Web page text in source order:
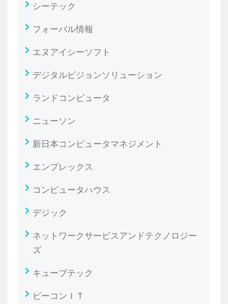
シーテック
フォーバル情報
エヌアイシーソフト
デジタルビジョンソリューション
ランドコンピュータ
ニューソン
新日本コンピュータマネジメント
エンプレックス
コンピュータハウス
デジック
ネットワークサービスアンドテクノロジー
ズ
キューブテック
ビーコンＩＴ